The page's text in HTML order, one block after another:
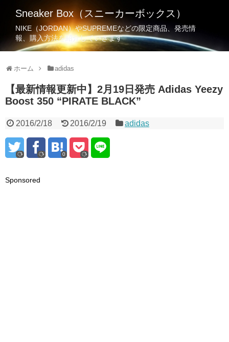
Sneaker Box（スニーカーボックス）
NIKE（JORDAN）やSUPREMEなどの限定商品、発売情
報、購入方法を紹介していきます
ホーム adidas
【最新情報更新中】2月19日発売 Adidas Yeezy
Boost 350 “PIRATE BLACK”
2016/2/18 2016/2/19 adidas
0
Sponsored